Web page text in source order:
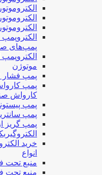
پمپ‌های
موتوژن
پمپ فشار
پمپ
کارواش
پمپ
پمپ
پمپ گریز
خرید
انواع
منبع تحت
منبع تحت